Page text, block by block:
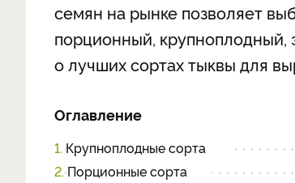
семян на рынке позволяет
порционный,
о лучших сортах тыквы для
Оглавление
1. Крупноплодные сорта
2. Порционные сорта